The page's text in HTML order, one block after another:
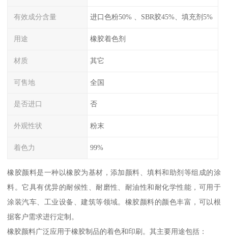
有效成分含量 进口色粉50% 、SBR胶45%、填充剂5%
用途 橡胶着色剂
材质 其它
可售地 全国
是否进口 否
外观性状 粉末
着色力 99%
橡胶颜料是一种以橡胶为基材，添加颜料、填料和助剂等组成的涂
料。它具有优异的耐候性、耐磨性、耐油性和耐化学性能，可用于
涂装汽车、工业设备、建筑等领域。橡胶颜料的颜色丰富，可以根
据客户需求进行定制。
橡胶颜料广泛应用于橡胶制品的着色和印刷。其主要用途包括：